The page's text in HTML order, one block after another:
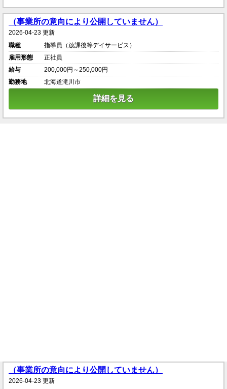
（事業所の意向により公開していません）
2026-04-23 更新
職種
指導員（放課後等デイサービス）
雇用形態
正社員
給与
200,000円～250,000円
勤務地
北海道滝川市
詳細を見る
（事業所の意向により公開していません）
2026-04-23 更新